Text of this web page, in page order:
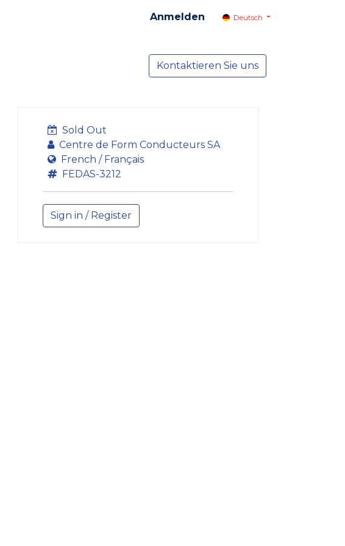
Anmelden Deutsch
NEWS
Kontaktieren Sie uns
Sold Out
Centre de Form Conducteurs SA
French / Français
FEDAS-3212
Sign in / Register